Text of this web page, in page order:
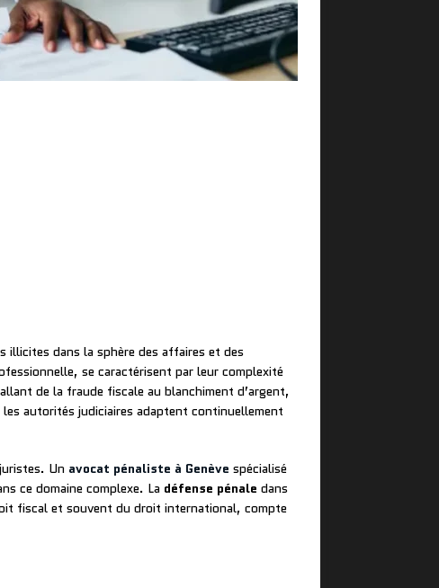
illicites dans la sphère des affaires et des
se caractérisent par leur complexité
de la fraude fiscale au blanchiment d’argent,
autorités judiciaires adaptent continuellement
Un avocat pénaliste à Genève spécialisé
ce domaine complexe. La défense pénale dans
fiscal et souvent du droit international, compte